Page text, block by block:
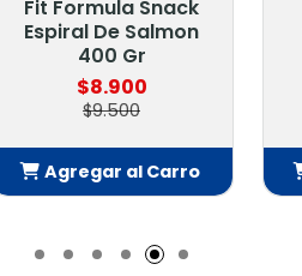
Fit Formula Snack
Espiral De Salmon
400 Gr
$8.900
$9.500
Agregar al Carro